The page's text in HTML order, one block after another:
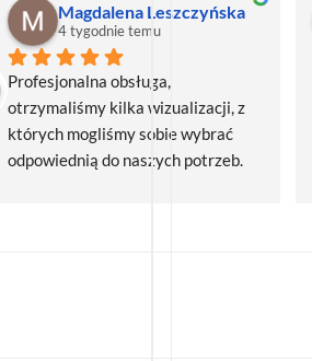
Magdalena Leszczyńska
4 tygodnie temu
Profesjonalna obsługa,
otrzymaliśmy kilka wizualizacji, z
których mogliśmy sobie wybrać
odpowiednią do naszych potrzeb.